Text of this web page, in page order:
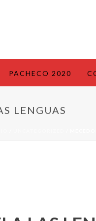
PACHECO 2020
LENGUAS